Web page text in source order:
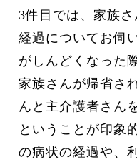
3件目では、家族
経過についてお伺
がしんどくなった
家族さんが帰省さ
んと主介護者さん
ということが印象
の病状の経過や、